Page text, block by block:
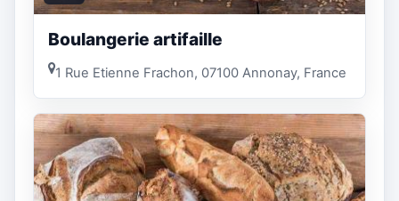
Boulangerie artifaille
1 Rue Etienne Frachon, 07100 Annonay, France